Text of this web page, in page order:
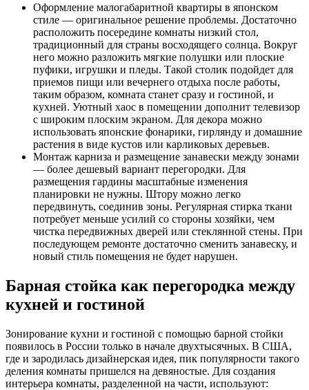
Оформление малогабаритной квартиры в японском
стиле — оригинальное решение проблемы. Достаточно
расположить посередине комнаты низкий стол,
традиционный для страны восходящего солнца. Вокруг
него можно разложить мягкие полушки или плоские
пуфики, игрушки и пледы. Такой столик подойдет для
приемов пищи или вечернего отдыха после работы,
таким образом, комната станет сразу и гостиной, и
кухней. Уютный хаос в помещении дополнит телевизор
с широким плоским экраном. Для декора можно
использовать японские фонарики, гирлянду и домашние
растения в виде кустов или карликовых деревьев.
Монтаж карниза и размещение занавески между зонами
— более дешевый вариант перегородки. Для
размещения гардины масштабные изменения
планировки не нужны. Штору можно легко
передвинуть, соединив зоны. Регулярная стирка ткани
потребует меньше усилий со стороны хозяйки, чем
чистка передвижных дверей или стеклянной стены. При
последующем ремонте достаточно сменить занавеску, и
новый стиль помещения не будет нарушен.
Барная стойка как перегородка между
кухней и гостиной
Зонирование кухни и гостиной с помощью барной стойки
появилось в России только в начале двухтысячных. В США,
где и зародилась дизайнерская идея, пик популярности такого
деления комнаты пришелся на девяностые. Для создания
интерьера комнаты, разделенной на части, используют: